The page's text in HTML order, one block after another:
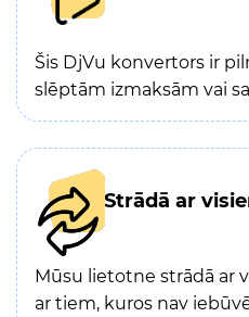
Šis DjVu konvertors ir
slēptām izmaksām vai
Strādā ar
Mūsu lietotne strādā ar
ar tiem, kuros nav